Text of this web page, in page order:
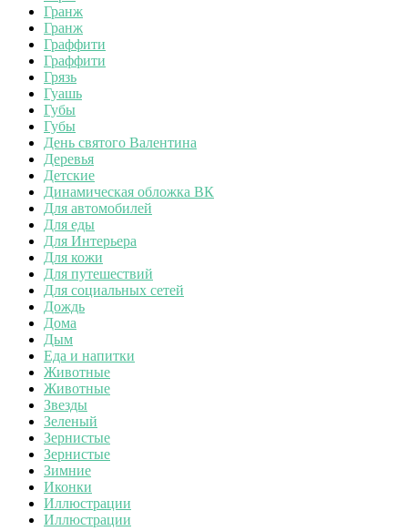
Гранж
Гранж
Граффити
Граффити
Грязь
Гуашь
Губы
Губы
День святого Валентина
Деревья
Детские
Динамическая обложка ВК
Для автомобилей
Для еды
Для Интерьера
Для кожи
Для путешествий
Для социальных сетей
Дождь
Дома
Дым
Еда и напитки
Животные
Животные
Звезды
Зеленый
Зернистые
Зернистые
Зимние
Иконки
Иллюстрации
Иллюстрации